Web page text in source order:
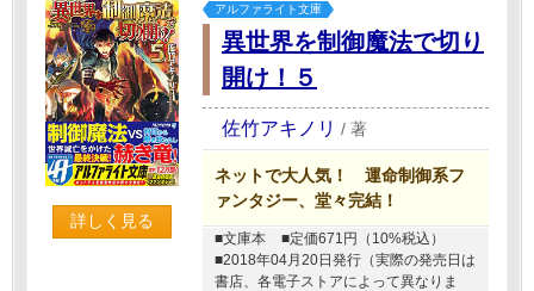
詳しく見る
アルファライト文庫
異世界を制御魔法で切り
開け！５
佐竹アキノリ / 著
ネットで大人気！ 運命制御系フ
ァンタジー、堂々完結！
■文庫本
■定価671円（10%税込）
■2018年04月20日発行（実際の発売日は
書店、各電子ストアによって異なりま